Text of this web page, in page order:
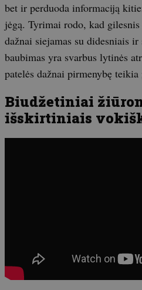
bet ir perduoda informaciją
jėgą. Tyrimai rodo, kad
dažnai siejamas su didesniais
baubimas yra svarbus lytinės
patelės dažnai pirmenybę
Biudžetiniai
išskirtiniais